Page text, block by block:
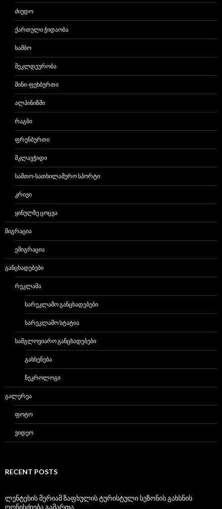
ᲫᲘᲣᲓᲝ
ᲥᲐᲠᲗᲣᲚᲘ ᲭᲘᲓᲐᲝᲑᲐ
ᲡᲐᲛᲑᲝ
ᲛᲔᲙᲚᲓᲔᲣᲠᲝᲑᲐ
ᲛᲘᲜᲘ-ᲤᲔᲮᲑᲣᲠᲗᲘ
ᲐᲚᲞᲘᲜᲘᲖᲛᲘ
ᲠᲐᲒᲑᲘ
ᲤᲠᲔᲜᲑᲣᲠᲗᲘ
ᲛᲙᲚᲐᲕᲭᲘᲓᲘ
ᲡᲐᲛᲗᲝ-ᲡᲐᲗᲮᲘᲚᲐᲛᲣᲠᲝ ᲡᲞᲝᲠᲢᲘ
ᲙᲠᲘᲕᲘ
ᲧᲘᲜᲣᲚᲖᲔ ᲪᲝᲪᲕᲐ
ᲛᲘᲒᲠᲐᲪᲘᲐ
ᲔᲛᲘᲒᲠᲐᲪᲘᲐ
ᲒᲐᲜᲪᲮᲐᲓᲔᲑᲔᲑᲘ
ᲠᲔᲙᲚᲐᲛᲐ
ᲡᲐᲠᲔᲙᲚᲐᲛᲝ ᲒᲐᲜᲪᲮᲐᲓᲔᲑᲔᲑᲘ
ᲡᲐᲠᲔᲙᲚᲐᲛᲝ ᲡᲢᲐᲢᲘᲐ
ᲡᲐᲛᲒᲚᲝᲕᲘᲐᲠᲝ ᲒᲐᲜᲪᲮᲐᲓᲔᲑᲔᲑᲘ
ᲒᲐᲮᲡᲔᲜᲔᲑᲐ
ᲜᲔᲙᲠᲝᲚᲝᲒᲘ
ᲒᲐᲚᲔᲠᲔᲐ
ᲤᲝᲢᲝ
ᲕᲘᲓᲔᲝ
RECENT POSTS
ლენტეხის მერიამ ზაფხულის ტურისტული სეზონის გახსნის
ღონისძიება გამართა